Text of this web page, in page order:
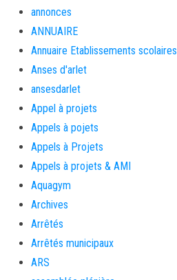
annonces
ANNUAIRE
Annuaire Etablissements scolaires
Anses d'arlet
ansesdarlet
Appel à projets
Appels à pojets
Appels à Projets
Appels à projets & AMI
Aquagym
Archives
Arrêtés
Arrêtés municipaux
ARS